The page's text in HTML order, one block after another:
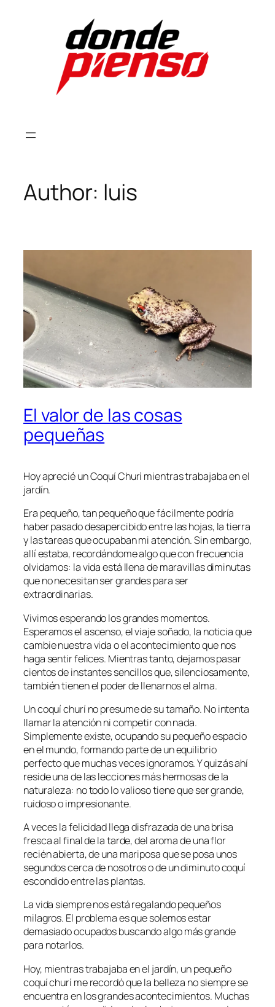
Author: luis
El valor de las cosas
pequeñas
Hoy aprecié un Coquí Churí mientras trabajaba en el
jardín.
Era pequeño, tan pequeño que fácilmente podría
haber pasado desapercibido entre las hojas, la tierra
y las tareas que ocupaban mi atención. Sin embargo,
allí estaba, recordándome algo que con frecuencia
olvidamos: la vida está llena de maravillas diminutas
que no necesitan ser grandes para ser
extraordinarias.
Vivimos esperando los grandes momentos.
Esperamos el ascenso, el viaje soñado, la noticia que
cambie nuestra vida o el acontecimiento que nos
haga sentir felices. Mientras tanto, dejamos pasar
cientos de instantes sencillos que, silenciosamente,
también tienen el poder de llenarnos el alma.
Un coquí churí no presume de su tamaño. No intenta
llamar la atención ni competir con nada.
Simplemente existe, ocupando su pequeño espacio
en el mundo, formando parte de un equilibrio
perfecto que muchas veces ignoramos. Y quizás ahí
reside una de las lecciones más hermosas de la
naturaleza: no todo lo valioso tiene que ser grande,
ruidoso o impresionante.
A veces la felicidad llega disfrazada de una brisa
fresca al final de la tarde, del aroma de una flor
recién abierta, de una mariposa que se posa unos
segundos cerca de nosotros o de un diminuto coquí
escondido entre las plantas.
La vida siempre nos está regalando pequeños
milagros. El problema es que solemos estar
demasiado ocupados buscando algo más grande
para notarlos.
Hoy, mientras trabajaba en el jardín, un pequeño
coquí churí me recordó que la belleza no siempre se
encuentra en los grandes acontecimientos. Muchas